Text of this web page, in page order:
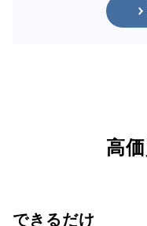
高
できるだけ